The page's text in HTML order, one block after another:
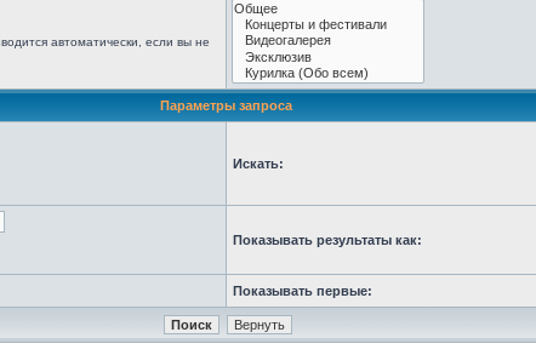
автоматически, если вы не
Параметры запроса
Искать:
Показывать результаты как:
Показывать первые: